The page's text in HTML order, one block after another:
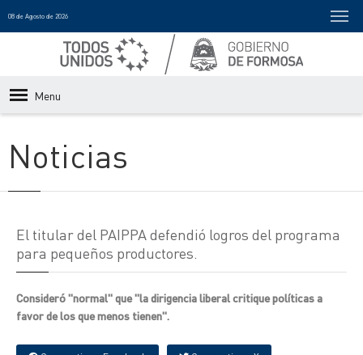
08 de Agosto de 2026
Menu
Noticias
El titular del PAIPPA defendió logros del programa
para pequeños productores.
Consideró "normal" que "la dirigencia liberal critique políticas a
favor de los que menos tienen".